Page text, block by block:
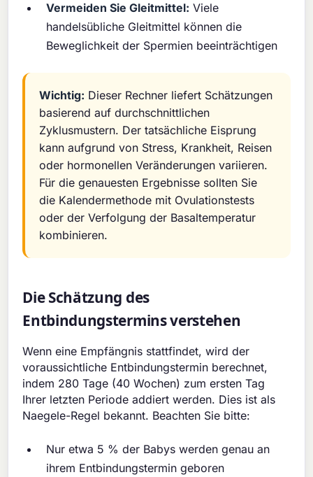
Vermeiden Sie Gleitmittel: Viele
handelsübliche Gleitmittel können die
Beweglichkeit der Spermien beeinträchtigen
Wichtig: Dieser Rechner liefert Schätzungen
basierend auf durchschnittlichen
Zyklusmustern. Der tatsächliche Eisprung
kann aufgrund von Stress, Krankheit, Reisen
oder hormonellen Veränderungen variieren.
Für die genauesten Ergebnisse sollten Sie
die Kalendermethode mit Ovulationstests
oder der Verfolgung der Basaltemperatur
kombinieren.
Die Schätzung des
Entbindungstermins verstehen
Wenn eine Empfängnis stattfindet, wird der
voraussichtliche Entbindungstermin berechnet,
indem 280 Tage (40 Wochen) zum ersten Tag
Ihrer letzten Periode addiert werden. Dies ist als
Naegele-Regel bekannt. Beachten Sie bitte:
Nur etwa 5 % der Babys werden genau an
ihrem Entbindungstermin geboren